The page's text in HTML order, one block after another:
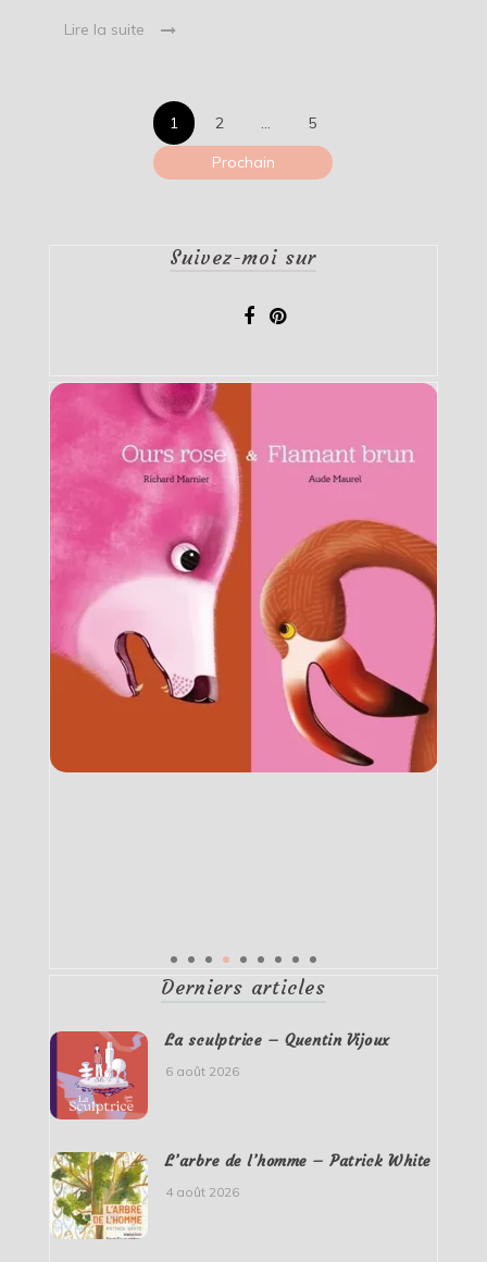
Lire la suite
Pagination
des
1 2 …
5
Prochain
Suivez-moi sur
Derniers articles
La sculptrice – Quentin Vijoux
6 août 2026
L’arbre de l’homme – Patrick White
4 août 2026